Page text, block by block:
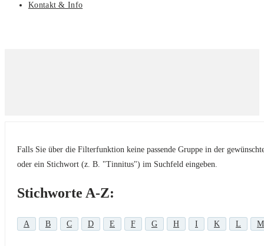
Kontakt & Info
Falls Sie über die Filterfunktion keine passende Gruppe in der
oder ein Stichwort (z. B. "Tinnitus") im Suchfeld eingeben.
Stichworte A-Z:
A B C D E F G H I K L M